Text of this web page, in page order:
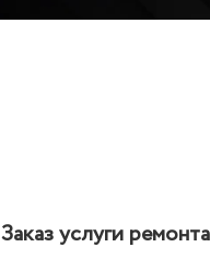
Заказ услуги